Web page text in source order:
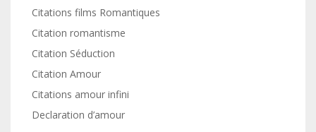
Citations films Romantiques
Citation romantisme
Citation Séduction
Citation Amour
Citations amour infini
Declaration d’amour